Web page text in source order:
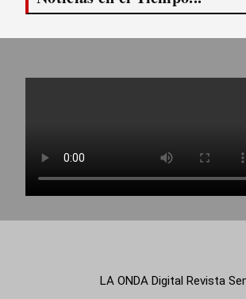
LA ONDA Digital Revista